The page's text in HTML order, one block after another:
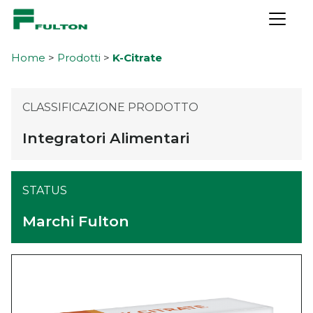
Segnalazioni Whistleblowing
Trattamento dati Whistleblowing
I nostri partner
Informativa privacy
Home > Prodotti > K-Citrate
CLASSIFICAZIONE PRODOTTO
Integratori Alimentari
STATUS
Marchi Fulton